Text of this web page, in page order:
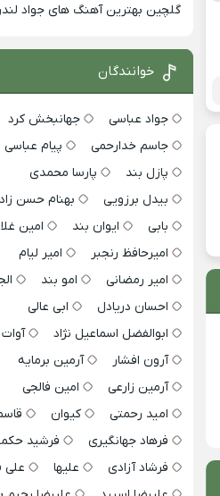
گلچین بهترین آهنگ های جواد لندرانی
خوانندگان
جواد عباسی
جهانبخش کرد
جاسم خدارحمی
پیام عباسی
پازل بند
پارسا محمدی
بیدل برزویی
بهنام حسن
بابی
ایوان بند
امین
امیرحافظ رنجبر
امیر لیام
امیر رمضانی
امو بند
احسان دریادل
ابی عالی
ابوالفضل اسماعیل نژاد
آوات
آرون افشار
آرمین برمایه
آرمین زارعی
امین فالجی
امید رحمتی
کیوان
فرهاد جهانگیری
فرشید
فرشاد آزادی
علیها
علی